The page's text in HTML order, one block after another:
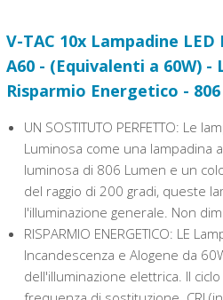
V-TAC 10x Lampadine LED
A60 - (Equivalenti a 60W)
Risparmio Energetico -
UN SOSTITUTO PERFETTO: Le
Luminosa come una lampadina
luminosa di 806 Lumen e un
del raggio di 200 gradi, queste
l'illuminazione generale. Non
RISPARMIO ENERGETICO: LE
Incandescenza e Alogene da
dell'illuminazione elettrica. Il